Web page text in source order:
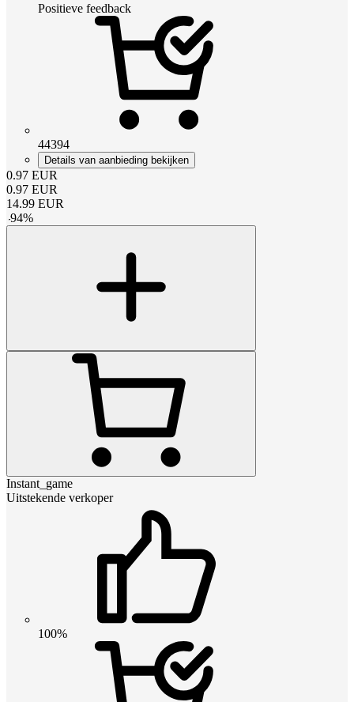
Positieve feedback
44394
Details van aanbieding bekijken
0.97 EUR
0.97 EUR
14.99 EUR
-94%
Instant_game
Uitstekende verkoper
100%